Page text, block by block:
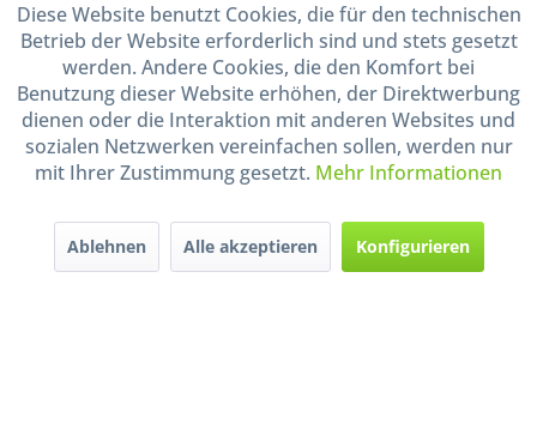
Shop Service
Informationen
Handel mit BIO-Weinen
durch DE-ÖKO-009
Diese Website benutzt Cookies, die für den technischen
Betrieb der Website erforderlich sind und stets gesetzt
werden. Andere Cookies, die den Komfort bei
Benutzung dieser Website erhöhen, der Direktwerbung
dienen oder die Interaktion mit anderen Websites und
sozialen Netzwerken vereinfachen sollen, werden nur
mit Ihrer Zustimmung gesetzt. Mehr Informationen
Ablehnen Alle akzeptieren Konfigurieren